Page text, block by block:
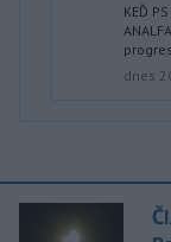
KEĎ
dnes